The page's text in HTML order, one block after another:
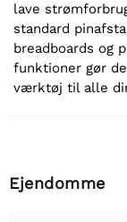
lave
standard
breadboards og
funktioner gør
værktøj til alle
Ejendomme